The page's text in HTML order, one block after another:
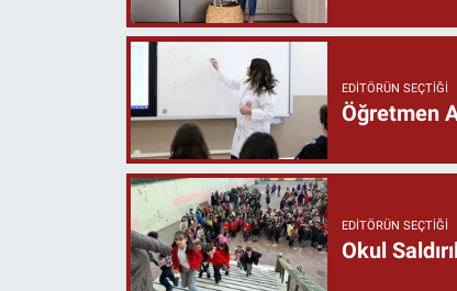
EDITÖRÜN SEÇTIĞI
Öğretmen
EDITÖRÜN SEÇTIĞI
Okul